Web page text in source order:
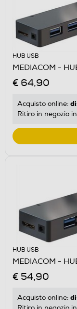
HUB USB
MEDIACOM -
€ 64,90
Acquisto online:
Ritiro in negozio
HUB USB
MEDIACOM -
€ 54,90
Acquisto online: